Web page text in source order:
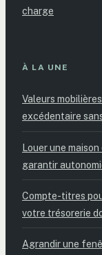
charge
À LA UNE
Valeurs
excédentaire
Louer une
garantir
Compte-titres
votre trésorerie
Agrandir une